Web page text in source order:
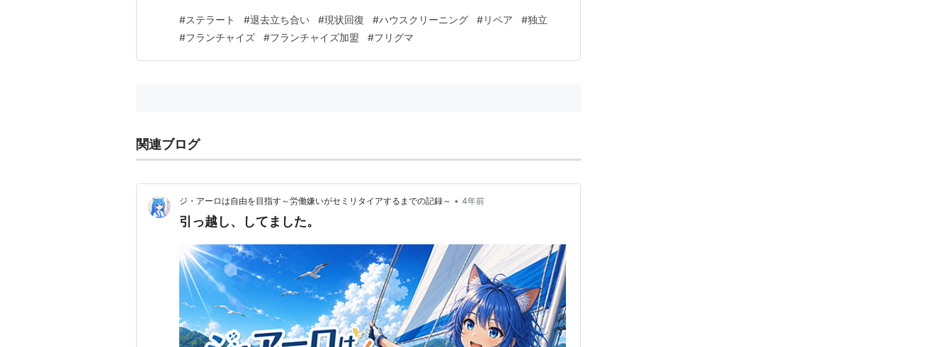
綺麗にするということだけでなく、次にそのお部屋にお住まいになる方々に光輝く生活
や空間を届けたいという想いが込めら…
#ステラート #退去立ち合い #現状回復 #ハウスクリーニング #リペア #独立
#フランチャイズ #フランチャイズ加盟 #フリグマ
関連ブログ
ジ・アーロは自由を目指す～労働嫌いがセミリタイアするまでの記録～ • 4年前
引っ越し、してました。